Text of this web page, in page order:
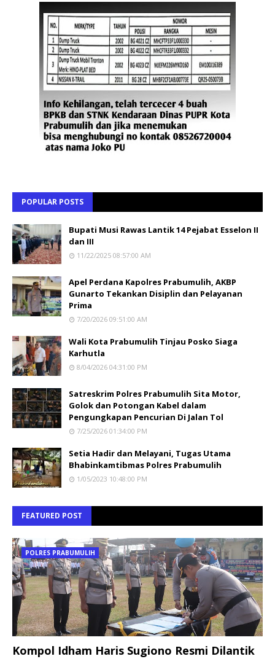
POPULAR POSTS
Bupati Musi Rawas Lantik 14 Pejabat Esselon II
dan III
11/22/2025 08:57:00 AM
Apel Perdana Kapolres Prabumulih, AKBP
Gunarto Tekankan Disiplin dan Pelayanan
Prima
7/20/2026 09:51:00 AM
Wali Kota Prabumulih Tinjau Posko Siaga
Karhutla
8/04/2026 04:31:00 PM
Satreskrim Polres Prabumulih Sita Motor,
Golok dan Potongan Kabel dalam
Pengungkapan Pencurian Di Jalan Tol
7/25/2026 01:34:00 PM
Setia Hadir dan Melayani, Tugas Utama
Bhabinkamtibmas Polres Prabumulih
1/05/2023 10:48:00 PM
FEATURED POST
POLRES PRABUMULIH
Kompol Idham Haris Sugiono Resmi Dilantik